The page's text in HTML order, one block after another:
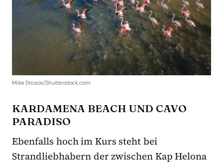
Mike Drosos/Shutterstock.com
KARDAMENA BEACH UND CAVO
PARADISO
Ebenfalls hoch im Kurs steht bei
Strandliebhabern der zwischen Kap Helona